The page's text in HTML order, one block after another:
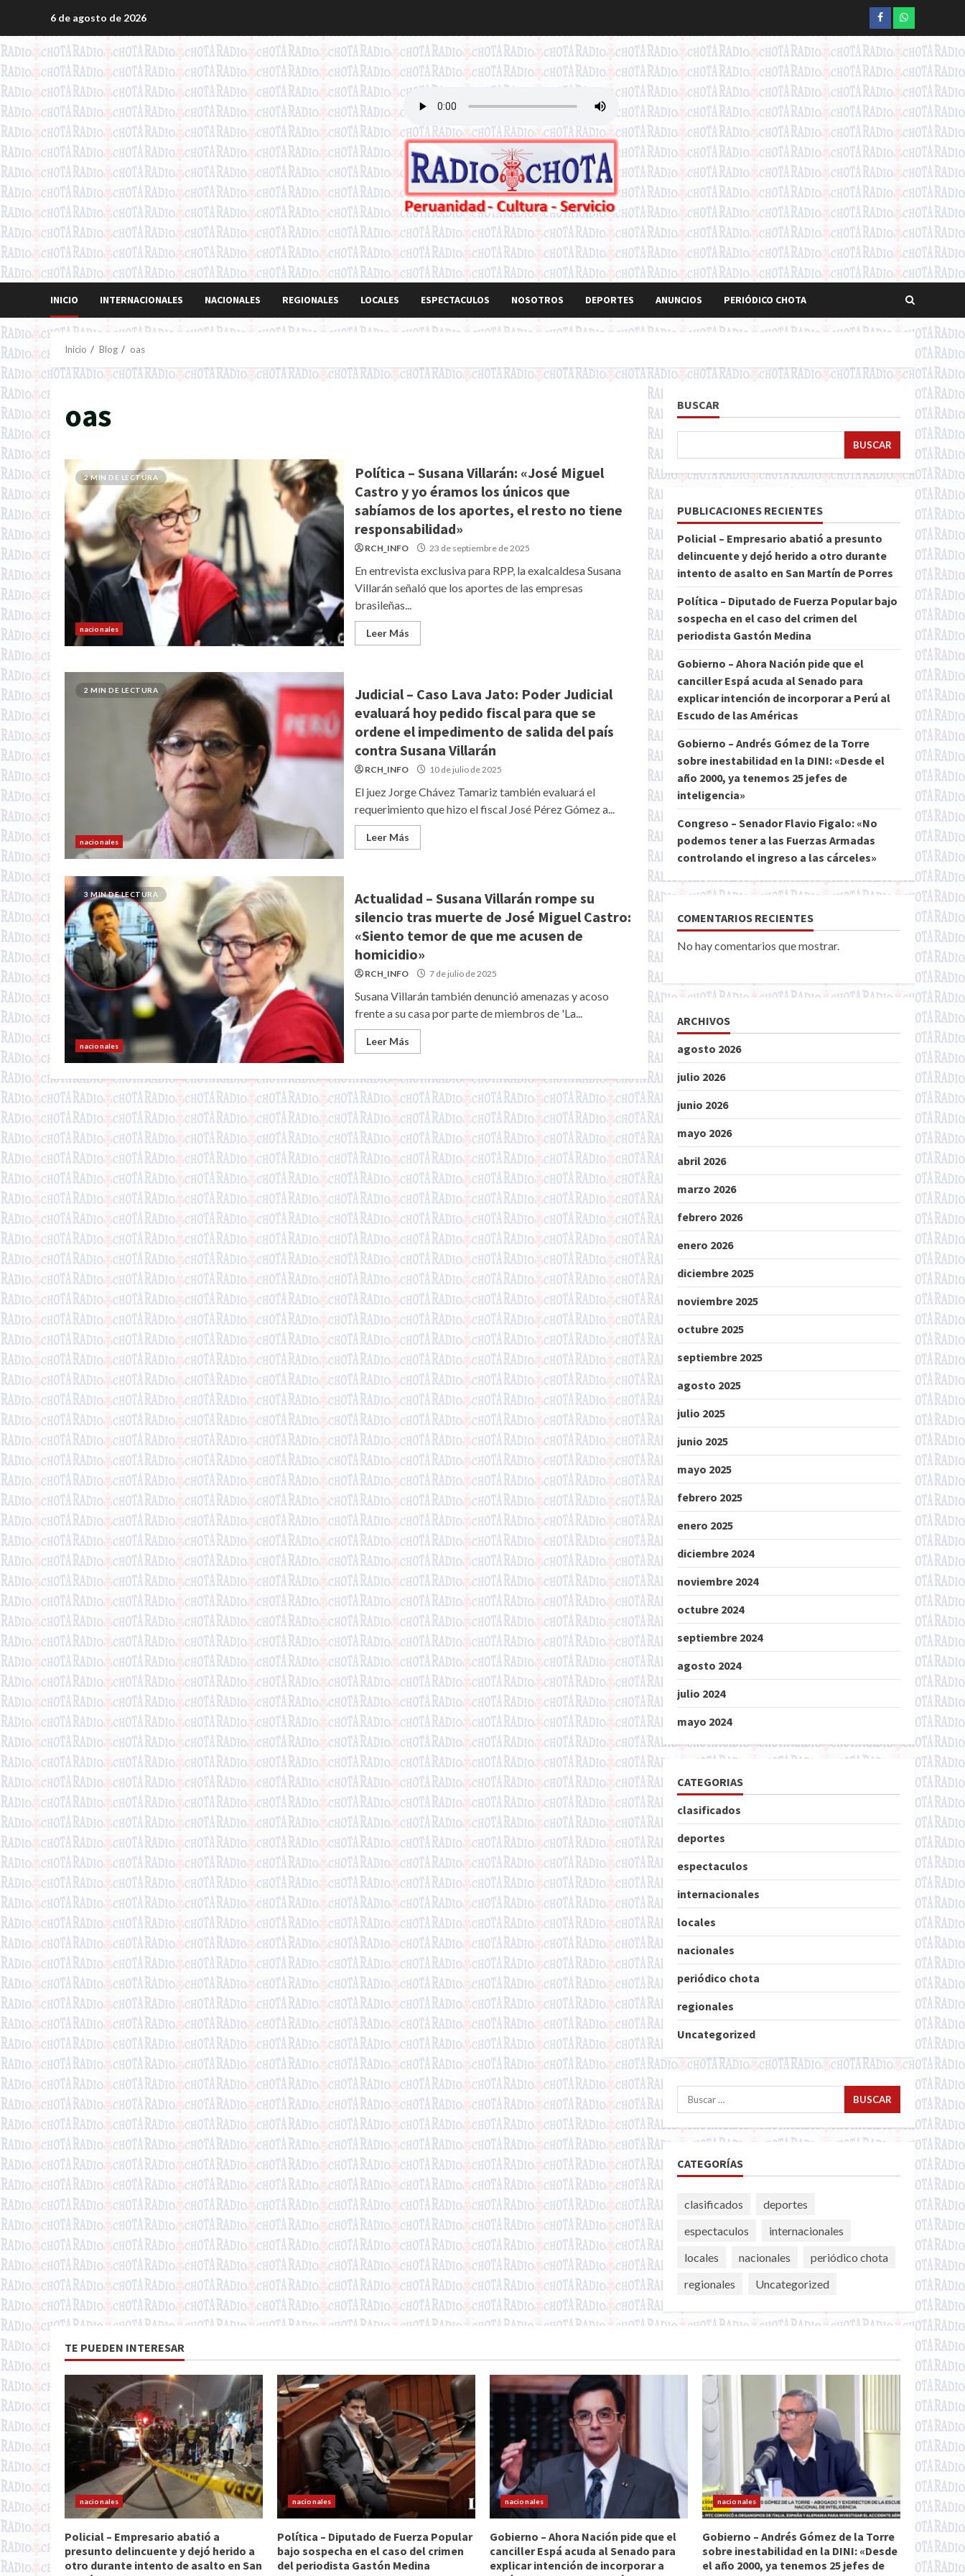
contenido
6 de agosto de 2026 Facebookwhatsapp
INICIO INTERNACIONALES NACIONALES REGIONALES LOCALES ESPECTACULOS NOSOTROS DEPORTES ANUNCIOS PERIÓDICO CHOTA
Inicio Blog oas
oas
2 MIN DE LECTURA
nacionales
Política – Susana Villarán: «José Miguel
Castro y yo éramos los únicos que
sabíamos de los aportes, el resto no tiene
responsabilidad»
RCH_INFO 23 de septiembre de 2025
En entrevista exclusiva para RPP, la exalcaldesa Susana
Villarán señaló que los aportes de las empresas
brasileñas...
Leer Más
2 MIN DE LECTURA
nacionales
Judicial – Caso Lava Jato: Poder Judicial
evaluará hoy pedido fiscal para que se
ordene el impedimento de salida del país
contra Susana Villarán
RCH_INFO 10 de julio de 2025
El juez Jorge Chávez Tamariz también evaluará el
requerimiento que hizo el fiscal José Pérez Gómez a...
Leer Más
3 MIN DE LECTURA
nacionales
Actualidad – Susana Villarán rompe su
silencio tras muerte de José Miguel Castro:
«Siento temor de que me acusen de
homicidio»
RCH_INFO 7 de julio de 2025
Susana Villarán también denunció amenazas y acoso
frente a su casa por parte de miembros de 'La...
Leer Más
BUSCAR
BUSCAR
PUBLICACIONES RECIENTES
Policial – Empresario abatió a presunto
delincuente y dejó herido a otro durante
intento de asalto en San Martín de Porres
Política – Diputado de Fuerza Popular bajo
sospecha en el caso del crimen del
periodista Gastón Medina
Gobierno – Ahora Nación pide que el
canciller Espá acuda al Senado para
explicar intención de incorporar a Perú al
Escudo de las Américas
Gobierno – Andrés Gómez de la Torre
sobre inestabilidad en la DINI: «Desde el
año 2000, ya tenemos 25 jefes de
inteligencia»
Congreso – Senador Flavio Figalo: «No
podemos tener a las Fuerzas Armadas
controlando el ingreso a las cárceles»
COMENTARIOS RECIENTES
No hay comentarios que mostrar.
ARCHIVOS
agosto 2026
julio 2026
junio 2026
mayo 2026
abril 2026
marzo 2026
febrero 2026
enero 2026
diciembre 2025
noviembre 2025
octubre 2025
septiembre 2025
agosto 2025
julio 2025
junio 2025
mayo 2025
febrero 2025
enero 2025
diciembre 2024
noviembre 2024
octubre 2024
septiembre 2024
agosto 2024
julio 2024
mayo 2024
CATEGORIAS
clasificados
deportes
espectaculos
internacionales
locales
nacionales
periódico chota
regionales
Uncategorized
Buscar:
CATEGORÍAS
clasificados
deportes
espectaculos
internacionales
locales
nacionales
periódico chota
regionales
Uncategorized
TE PUEDEN INTERESAR
nacionales
Policial – Empresario abatió a
presunto delincuente y dejó herido a
otro durante intento de asalto en San
nacionales
Política – Diputado de Fuerza Popular
bajo sospecha en el caso del crimen
del periodista Gastón Medina
nacionales
Gobierno – Ahora Nación pide que el
canciller Espá acuda al Senado para
explicar intención de incorporar a
nacionales
Gobierno – Andrés Gómez de la Torre
sobre inestabilidad en la DINI: «Desde
el año 2000, ya tenemos 25 jefes de